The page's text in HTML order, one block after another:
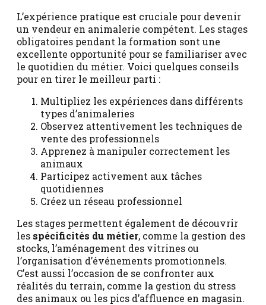
L’expérience pratique est cruciale pour devenir
un vendeur en animalerie compétent. Les stages
obligatoires pendant la formation sont une
excellente opportunité pour se familiariser avec
le quotidien du métier. Voici quelques conseils
pour en tirer le meilleur parti :
Multipliez les expériences dans différents
types d’animaleries
Observez attentivement les techniques de
vente des professionnels
Apprenez à manipuler correctement les
animaux
Participez activement aux tâches
quotidiennes
Créez un réseau professionnel
Les stages permettent également de découvrir
les spécificités du métier, comme la gestion des
stocks, l’aménagement des vitrines ou
l’organisation d’événements promotionnels.
C’est aussi l’occasion de se confronter aux
réalités du terrain, comme la gestion du stress
des animaux ou les pics d’affluence en magasin.